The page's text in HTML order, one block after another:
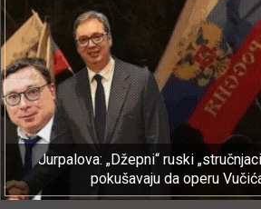
Jurpalova: „Džepni“ ruski
pokušavaju da operu